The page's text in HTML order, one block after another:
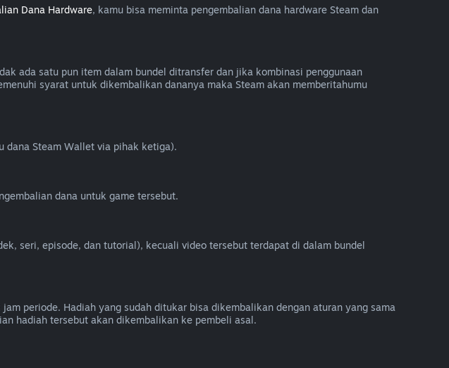
Dana Hardware, kamu bisa meminta pengembalian dana hardware Steam dan
ada satu pun item dalam bundel ditransfer dan jika kombinasi penggunaan
syarat untuk dikembalikan dananya maka Steam akan memberitahumu
dana Steam Wallet via pihak ketiga).
dana untuk game tersebut.
seri, episode, dan tutorial), kecuali video tersebut terdapat di dalam bundel
periode. Hadiah yang sudah ditukar bisa dikembalikan dengan aturan yang sama
hadiah tersebut akan dikembalikan ke pembeli asal.